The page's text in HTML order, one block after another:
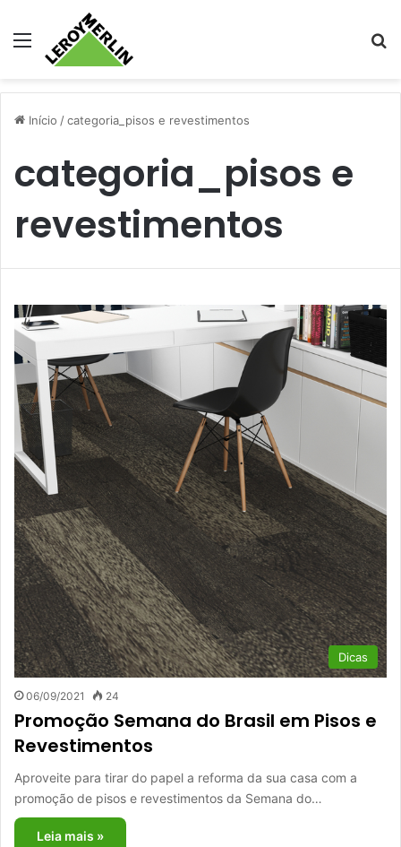
Menu
Início /categoria_pisos e revestimentos
categoria_pisos e
revestimentos
Dicas
06/09/2021 24
Promoção Semana do Brasil em Pisos e
Revestimentos
Aproveite para tirar do papel a reforma da sua casa com a
promoção de pisos e revestimentos da Semana do…
Leia mais »